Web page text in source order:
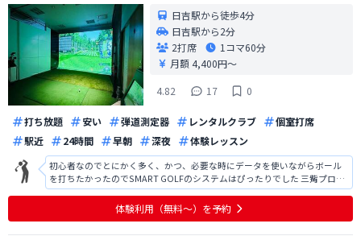
日吉駅から徒歩4分
日吉駅から2分
2打席
1コマ60分
月額 4,400円〜
4.82
17 0
打ち放題 安い 弾道測定器 レンタルクラブ
個室打席
駅近
24時間 早朝 深夜 体験レッスン
初心者なのでとにかく多く、かつ、必要な時にデータを使いながらボール
を打ちたかったのでSMART GOLFのシステムはぴったりでした 三觜プロの
ファンなので、会員向けコンテンツを楽しみにしてます！
体験利用（無料〜）を予約